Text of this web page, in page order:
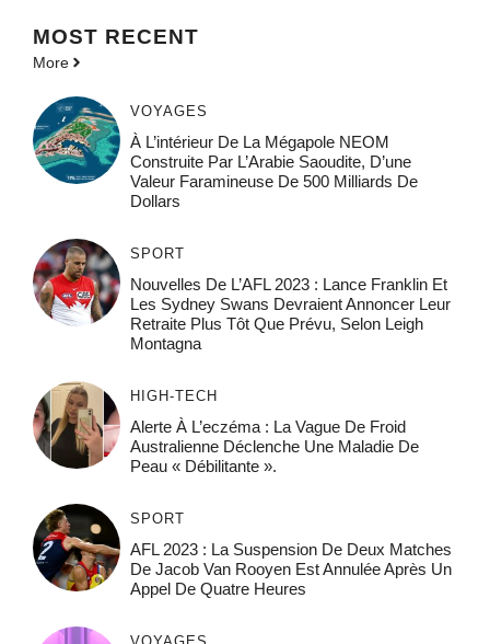
MOST RECENT
More
VOYAGES
À L’intérieur De La Mégapole NEOM
Construite Par L’Arabie Saoudite, D’une
Valeur Faramineuse De 500 Milliards De
Dollars
SPORT
Nouvelles De L’AFL 2023 : Lance Franklin Et
Les Sydney Swans Devraient Annoncer Leur
Retraite Plus Tôt Que Prévu, Selon Leigh
Montagna
HIGH-TECH
Alerte À L’eczéma : La Vague De Froid
Australienne Déclenche Une Maladie De
Peau « Débilitante ».
SPORT
AFL 2023 : La Suspension De Deux Matches
De Jacob Van Rooyen Est Annulée Après Un
Appel De Quatre Heures
VOYAGES